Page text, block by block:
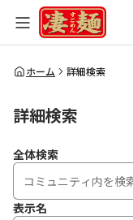
全体検索
ホーム 詳細検索
詳細検索
全体検索
表示名